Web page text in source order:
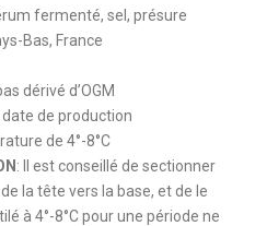
fermenté, sel, présure
Bas, France
dérivé d’OGM
de production
de 4°-8°C
: Il est conseillé de sectionner
la tête vers la base, et de le
à 4°-8°C pour une période ne